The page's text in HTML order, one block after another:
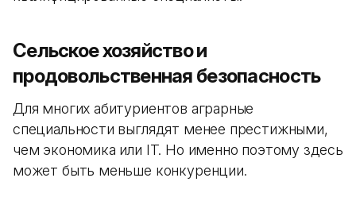
Сельское хозяйство и
продовольственная безопасность
Для многих абитуриентов аграрные
специальности выглядят менее престижными,
чем экономика или IT. Но именно поэтому здесь
может быть меньше конкуренции.